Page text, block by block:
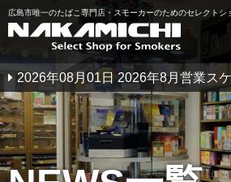
広島市唯一のたばこ専門店・スモーカーのためのセレクトシ
2026年08月01日 2026年8月営業ス